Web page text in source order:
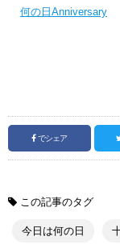
何の日Anniversary
でシェア
この記事のタグ
今日は何の日